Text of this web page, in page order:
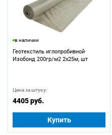
в наличии
Геотекстиль иглопробивной
Изобонд 200гр/м2 2х25м, шт
Цена за штуку:
4405 руб.
Купить